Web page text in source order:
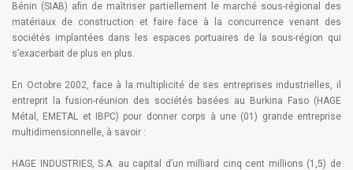
Bénin (SIAB) afin de maîtriser partiellement le marché sous-régional des
matériaux de construction et faire face à la concurrence venant des
sociétés implantées dans les espaces portuaires de la sous-région qui
s’exacerbait de plus en plus.
En Octobre 2002, face à la multiplicité de ses entreprises industrielles, il
entreprit la fusion-réunion des sociétés basées au Burkina Faso (HAGE
Métal, EMETAL et IBPC) pour donner corps à une (01) grande entreprise
multidimensionnelle, à savoir :
HAGE INDUSTRIES, S.A. au capital d’un milliard cinq cent millions (1,5) de